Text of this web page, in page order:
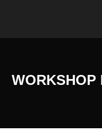
WORKSHOP